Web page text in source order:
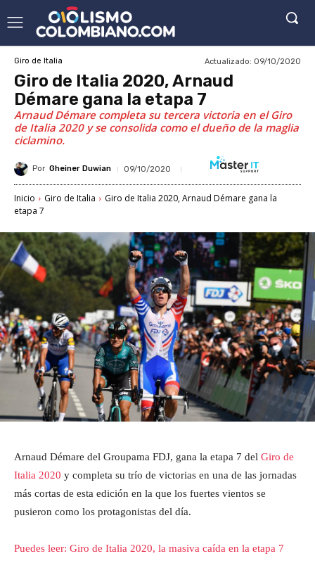
Giro de Italia Actualizado: 09/10/2020
Giro de Italia 2020, Arnaud
Démare gana la etapa 7
Arnaud Démare completa su tercera victoria en el Giro
de Italia 2020 y se consolida como el dueño de la maglia
ciclamino.
Por Gheiner Duwian 09/10/2020
Inicio Giro de Italia
Giro de Italia 2020, Arnaud Démare gana la
etapa 7
Arnaud Démare del Groupama FDJ, gana la etapa 7 del Giro de
Italia 2020 y completa su trío de victorias en una de las jornadas
más cortas de esta edición en la que los fuertes vientos se
pusieron como los protagonistas del día.
Puedes leer: Giro de Italia 2020, la masiva caída en la etapa 7